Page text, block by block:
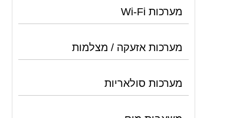
מערכות Wi-Fi
מערכות אזעקה / מצלמות
מערכות סולאריות